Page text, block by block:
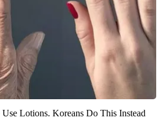
Lotions. Koreans Do This Instead